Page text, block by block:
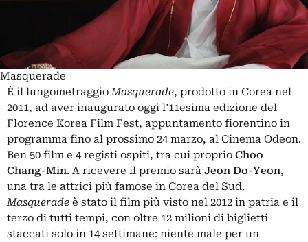
Masquerade
È il lungometraggioMasquerade, prodotto in Corea nel
2011, ad aver inaugurato oggi l’11esima edizione del
Florence Korea Film Fest, appuntamento fiorentino in
programma fino al prossimo 24 marzo, al Cinema Odeon.
Ben 50 film e 4 registi ospiti, tra cui proprio Choo
Chang-Min. A ricevere il premio sarà Jeon Do-Yeon,
una tra le attrici più famose in Corea del Sud.
Masquerade è stato il film più visto nel 2012 in patria e il
terzo di tutti tempi, con oltre 12 milioni di biglietti
staccati solo in 14 settimane: niente male per un